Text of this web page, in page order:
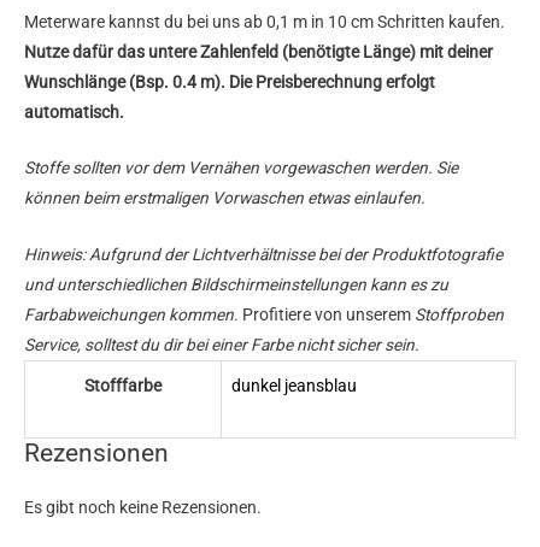
Meterware kannst du bei uns ab 0,1 m in 10 cm Schritten kaufen.
Nutze dafür das untere Zahlenfeld (benötigte Länge) mit deiner
Wunschlänge (Bsp. 0.4 m). Die Preisberechnung erfolgt
automatisch.
Stoffe sollten vor dem Vernähen vorgewaschen werden. Sie
können beim erstmaligen Vorwaschen etwas einlaufen.
Hinweis: Aufgrund der Lichtverhältnisse bei der Produktfotografie
und unterschiedlichen Bildschirmeinstellungen kann es zu
Farbabweichungen kommen. Profitiere von unserem Stoffproben
Service, solltest du dir bei einer Farbe nicht sicher sein.
Stofffarbe dunkel jeansblau
Rezensionen
Es gibt noch keine Rezensionen.